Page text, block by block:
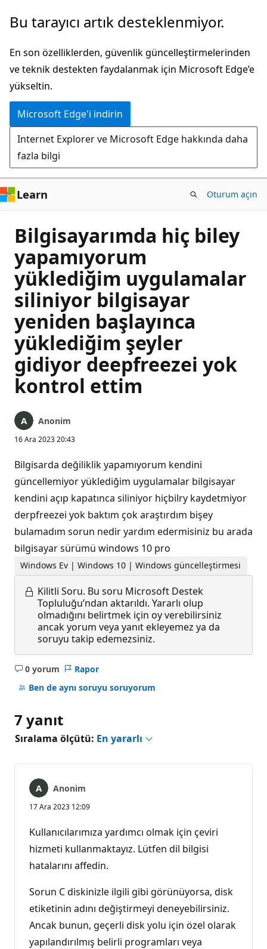
Ana
atla
Bu tarayıcı artık desteklenmiyor.
En son özelliklerden, güvenlik güncelleştirmelerinden
ve teknik destekten faydalanmak için Microsoft Edge’e
yükseltin.
Microsoft Edge'i indirin
Internet Explorer ve Microsoft Edge hakkında daha
fazla bilgi
Learn Oturum açın
Bilgisayarımda hiç biley
yapamıyorum
yüklediğim uygulamalar
siliniyor bilgisayar
yeniden başlayınca
yüklediğim şeyler
gidiyor deepfreezei yok
kontrol ettim
Anonim
16 Ara 2023 20:43
Bilgisarda değiliklik yapamıyorum kendini
güncellemiyor yüklediğim uygulamalar bilgisayar
kendini açıp kapatınca siliniyor hiçbilry kaydetmiyor
derpfreezei yok baktım çok araştırdım bişey
bulamadım sorun nedir yardım edermisiniz bu arada
bilgisayar sürümü windows 10 pro
Windows Ev | Windows 10 | Windows güncelleştirmesi
Kilitli Soru. Bu soru Microsoft Destek
Topluluğu’ndan aktarıldı. Yararlı olup
olmadığını belirtmek için oy verebilirsiniz
ancak yorum veya yanıt ekleyemez ya da
soruyu takip edemezsiniz.
0 yorum
Açıklama
yok
Rapor
Ben de aynı soruyu soruyorum
7 yanıt
Sıralama ölçütü: En yararlı
Anonim
17 Ara 2023 12:09
Kullanıcılarımıza yardımcı olmak için çeviri
hizmeti kullanmaktayız. Lütfen dil bilgisi
hatalarını affedin.
Sorun C diskinizle ilgili gibi görünüyorsa, disk
etiketinin adını değiştirmeyi deneyebilirsiniz.
Ancak bunun, geçerli disk yolu için özel olarak
yapılandırılmış belirli programları veya